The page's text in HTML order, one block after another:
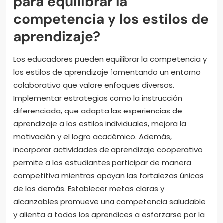
competencia y los estilos de
aprendizaje?
Los educadores pueden equilibrar la competencia y
los estilos de aprendizaje fomentando un entorno
colaborativo que valore enfoques diversos.
Implementar estrategias como la instrucción
diferenciada, que adapta las experiencias de
aprendizaje a los estilos individuales, mejora la
motivación y el logro académico. Además,
incorporar actividades de aprendizaje cooperativo
permite a los estudiantes participar de manera
competitiva mientras apoyan las fortalezas únicas
de los demás. Establecer metas claras y
alcanzables promueve una competencia saludable
y alienta a todos los aprendices a esforzarse por la